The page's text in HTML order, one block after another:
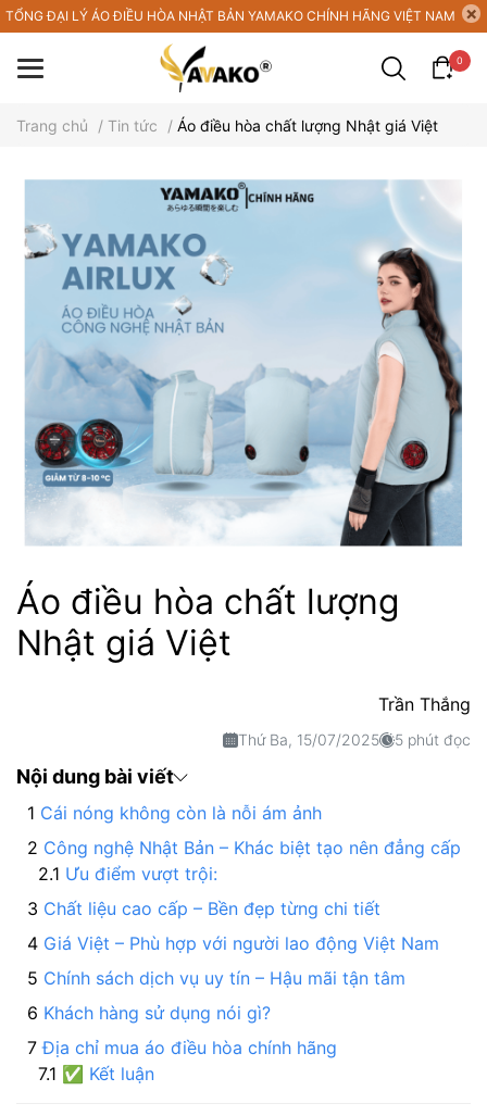
TỔNG ĐẠI LÝ ÁO ĐIỀU HÒA NHẬT BẢN YAMAKO CHÍNH HÃNG VIỆT NAM
0
Trang chủ / Tin tức / Áo điều hòa chất lượng Nhật giá Việt
Áo điều hòa chất lượng
Nhật giá Việt
Trần Thắng
Thứ Ba, 15/07/2025 5 phút đọc
Nội dung bài viết
Cái nóng không còn là nỗi ám ảnh
Công nghệ Nhật Bản – Khác biệt tạo nên đẳng cấp
Ưu điểm vượt trội:
Chất liệu cao cấp – Bền đẹp từng chi tiết
Giá Việt – Phù hợp với người lao động Việt Nam
Chính sách dịch vụ uy tín – Hậu mãi tận tâm
Khách hàng sử dụng nói gì?
Địa chỉ mua áo điều hòa chính hãng
✅ Kết luận